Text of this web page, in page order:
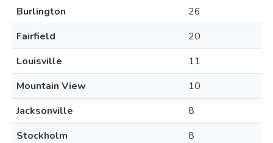
Burlington
26
Fairfield
20
Louisville
11
Mountain View
10
Jacksonville
8
Stockholm
8